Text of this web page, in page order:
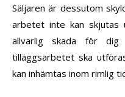
Säljaren är dessutom
arbetet inte kan
allvarlig skada för
tilläggsarbetet ska
kan inhämtas inom rimlig